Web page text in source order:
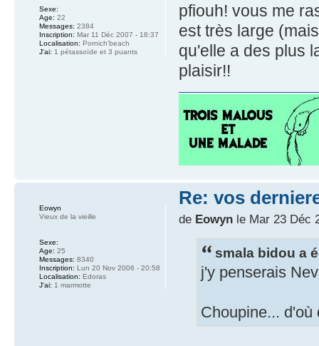
pfiouh! vous me
est très large
qu'elle a des plus
plaisir!!
Sexe:
Age: 22
Messages: 2384
Inscription: Mar 11 Déc 2007 - 18:37
Localisation: Pornich'beach
J'ai: 1 pétassoïde et 3 puants
Re: vos
de Eowynle Mar 23 Déc
smala bidou a
j'y penserais
Choupine... d'où
Eowyn
Vieux de la vieille
Sexe:
Age: 25
Messages: 8340
Inscription: Lun 20 Nov 2006 - 20:58
Localisation: Edoras
J'ai: 1 marmotte